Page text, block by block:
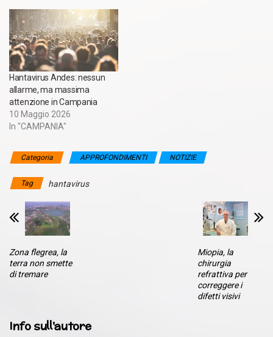
Hantavirus Andes: nessun
allarme, ma massima
attenzione in Campania
10 Maggio 2026
In "CAMPANIA"
Categoria APPROFONDIMENTI NOTIZIE
Tag hantavirus
Zona flegrea, la
terra non smette
di tremare
Miopia, la
chirurgia
refrattiva per
correggere i
difetti visivi
Info sull'autore